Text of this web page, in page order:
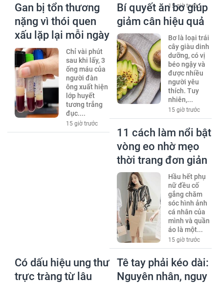
15 giờ trước
Gan bị tổn thương
nặng vì thói quen
xấu lặp lại mỗi ngày
Chỉ vài phút
sau khi lấy, 3
ống máu của
người đàn
ông xuất hiện
lớp huyết
tương trắng
đục....
15 giờ trước
Bí quyết ăn bơ giúp
giảm cân hiệu quả
Bơ là loại trái
cây giàu dinh
dưỡng, có vị
béo ngậy và
được nhiều
người yêu
thích. Tuy
nhiên,...
15 giờ trước
11 cách làm nổi bật
vòng eo nhờ mẹo
thời trang đơn giản
Hầu hết phụ
nữ đều cố
gắng chăm
sóc hình ảnh
cá nhân của
mình và quần
áo là một...
15 giờ trước
Có dấu hiệu ung thư
trực tràng từ lâu
Tê tay phải kéo dài:
Nguyên nhân, nguy